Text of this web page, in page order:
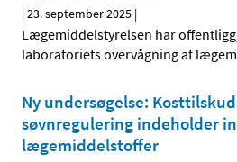
|23. september 2025 |
Lægemiddelstyrelsen har
laboratoriets overvågning af
Ny undersøgelse:
søvnregulering indeholder
lægemiddelstoffer